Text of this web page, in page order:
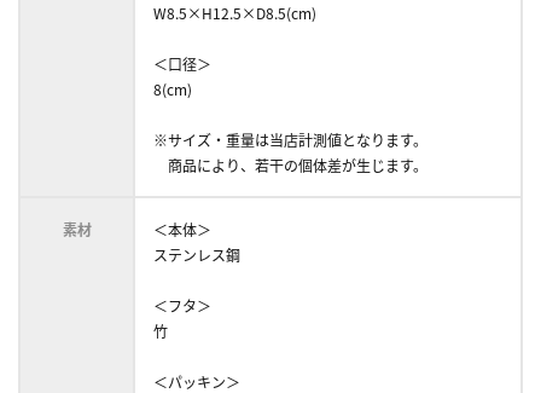
W8.5×H12.5×D8.5(cm)
＜口径＞
8(cm)
※サイズ・重量は当店計測値となります。
商品により、若干の個体差が生じます。
素材
＜本体＞
ステンレス鋼
＜フタ＞
竹
＜パッキン＞